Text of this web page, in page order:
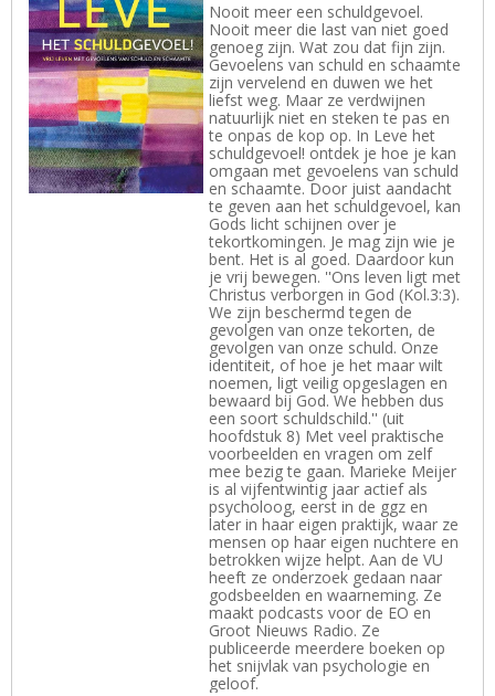
Nooit meer een schuldgevoel.
Nooit meer die last van niet goed
genoeg zijn. Wat zou dat fijn zijn.
Gevoelens van schuld en schaamte
zijn vervelend en duwen we het
liefst weg. Maar ze verdwijnen
natuurlijk niet en steken te pas en
te onpas de kop op. In Leve het
schuldgevoel! ontdek je hoe je kan
omgaan met gevoelens van schuld
en schaamte. Door juist aandacht
te geven aan het schuldgevoel, kan
Gods licht schijnen over je
tekortkomingen. Je mag zijn wie je
bent. Het is al goed. Daardoor kun
je vrij bewegen. ''Ons leven ligt met
Christus verborgen in God (Kol.3:3).
We zijn beschermd tegen de
gevolgen van onze tekorten, de
gevolgen van onze schuld. Onze
identiteit, of hoe je het maar wilt
noemen, ligt veilig opgeslagen en
bewaard bij God. We hebben dus
een soort schuldschild.'' (uit
hoofdstuk 8) Met veel praktische
voorbeelden en vragen om zelf
mee bezig te gaan. Marieke Meijer
is al vijfentwintig jaar actief als
psycholoog, eerst in de ggz en
later in haar eigen praktijk, waar ze
mensen op haar eigen nuchtere en
betrokken wijze helpt. Aan de VU
heeft ze onderzoek gedaan naar
godsbeelden en waarneming. Ze
maakt podcasts voor de EO en
Groot Nieuws Radio. Ze
publiceerde meerdere boeken op
het snijvlak van psychologie en
geloof.